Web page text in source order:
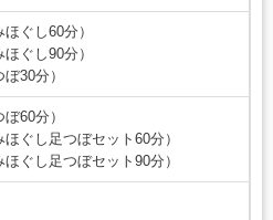
ぐし60分）
ぐし90分）
30分）
60分）
ぐし足つぼセット60分）
ぐし足つぼセット90分）